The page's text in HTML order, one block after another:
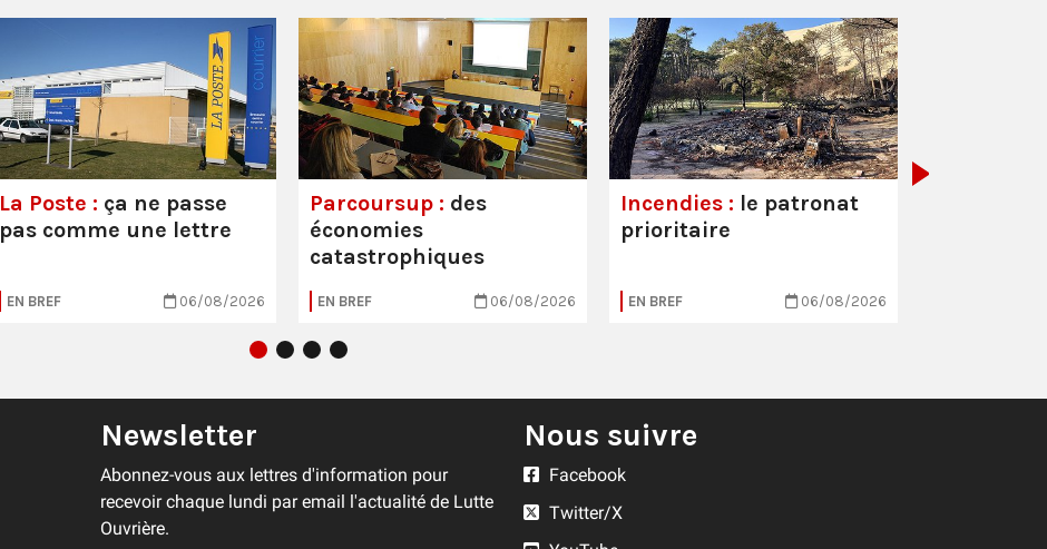
La Poste : ça ne passe
pas comme une lettre
EN BREF 06/08/2026
Parcoursup : des
économies
catastrophiques
EN BREF 06/08/2026
Incendies : le patronat
prioritaire
EN BREF 06/08/2026
Newsletter
Abonnez-vous aux lettres d'information pour
recevoir chaque lundi par email l'actualité de Lutte
Ouvrière.
Nous suivre
Facebook
Twitter/X